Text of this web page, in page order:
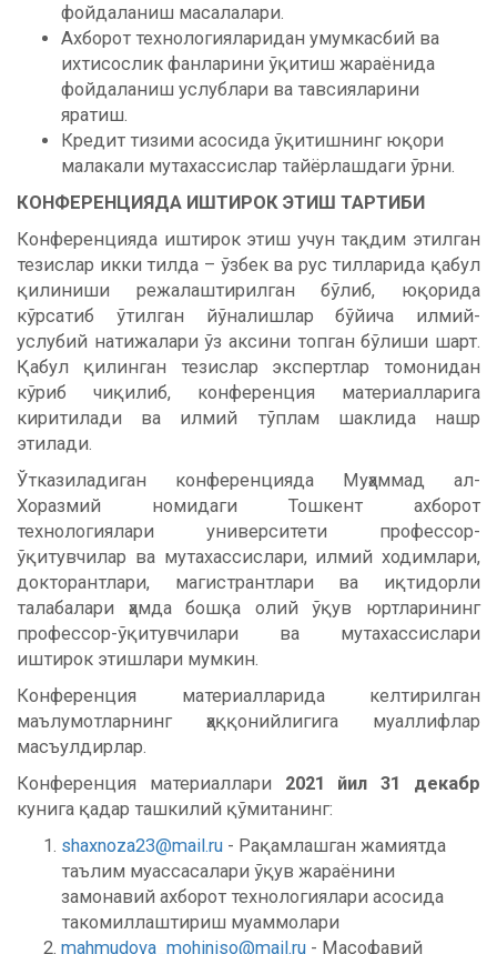
фойдаланиш масалалари.
Ахборот технологияларидан умумкасбий ва
ихтисослик фанларини ўқитиш жараёнида
фойдаланиш услублари ва тавсияларини
яратиш.
Кредит тизими асосида ўқитишнинг юқори
малакали мутахассислар тайёрлашдаги ўрни.
КОНФЕРЕНЦИЯДА ИШТИРОК ЭТИШ ТАРТИБИ
Конференцияда иштирок этиш учун тақдим этилган
тезислар икки тилда – ўзбек ва рус тилларида қабул
қилиниши режалаштирилган бўлиб, юқорида
кўрсатиб ўтилган йўналишлар бўйича илмий-
услубий натижалари ўз аксини топган бўлиши шарт.
Қабул қилинган тезислар экспертлар томонидан
кўриб чиқилиб, конференция материалларига
киритилади ва илмий тўплам шаклида нашр
этилади.
Ўтказиладиган конференцияда Муҳаммад ал-
Хоразмий номидаги Тошкент ахборот
технологиялари университети профессор-
ўқитувчилар ва мутахассислари, илмий ходимлари,
докторантлари, магистрантлари ва иқтидорли
талабалари ҳамда бошқа олий ўқув юртларининг
профессор-ўқитувчилари ва мутахассислари
иштирок этишлари мумкин.
Конференция материалларида келтирилган
маълумотларнинг ҳаққонийлигига муаллифлар
масъулдирлар.
Конференция материаллари 2021 йил 31
декабр
кунига қадар ташкилий қўмитанинг:
shaxnoza23@mail.ru - Рақамлашган жамиятда
таълим муассасалари ўқув жараёнини
замонавий ахборот технологиялари асосида
такомиллаштириш муаммолари
mahmudova_mohiniso@mail.ru - Масофавий